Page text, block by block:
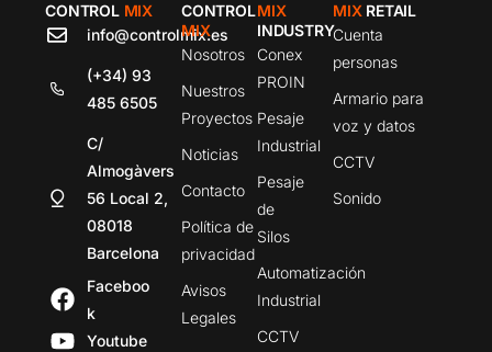
CONTROL MIX
info@controlmix.es
(+34) 93
485 6505
C/
Almogàvers
56 Local 2,
08018
Barcelona
Faceboo
k
Youtube
CONTROL
MIX
Nosotros
Nuestros
Proyectos
Noticias
Contacto
Política de
privacidad
Avisos
Legales
MIX
INDUSTRY
Conex
PROIN
Pesaje
Industrial
Pesaje
de
Silos
Automatización
Industrial
CCTV
MIX RETAIL
Cuenta
personas
Armario para
voz y datos
CCTV
Sonido